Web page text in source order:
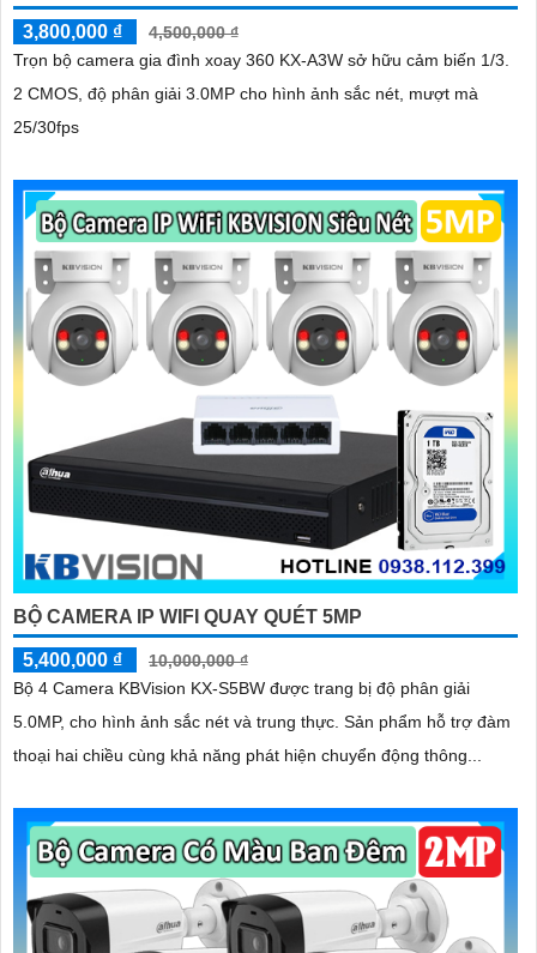
3,800,000 ₫
4,500,000 ₫
Trọn bộ camera gia đình xoay 360 KX-A3W sở hữu cảm biến 1/3.
2 CMOS, độ phân giải 3.0MP cho hình ảnh sắc nét, mượt mà
25/30fps
BỘ CAMERA IP WIFI QUAY QUÉT 5MP
5,400,000 ₫
10,000,000 ₫
Bộ 4 Camera KBVision KX-S5BW được trang bị độ phân giải
5.0MP, cho hình ảnh sắc nét và trung thực. Sản phẩm hỗ trợ đàm
thoại hai chiều cùng khả năng phát hiện chuyển động thông...